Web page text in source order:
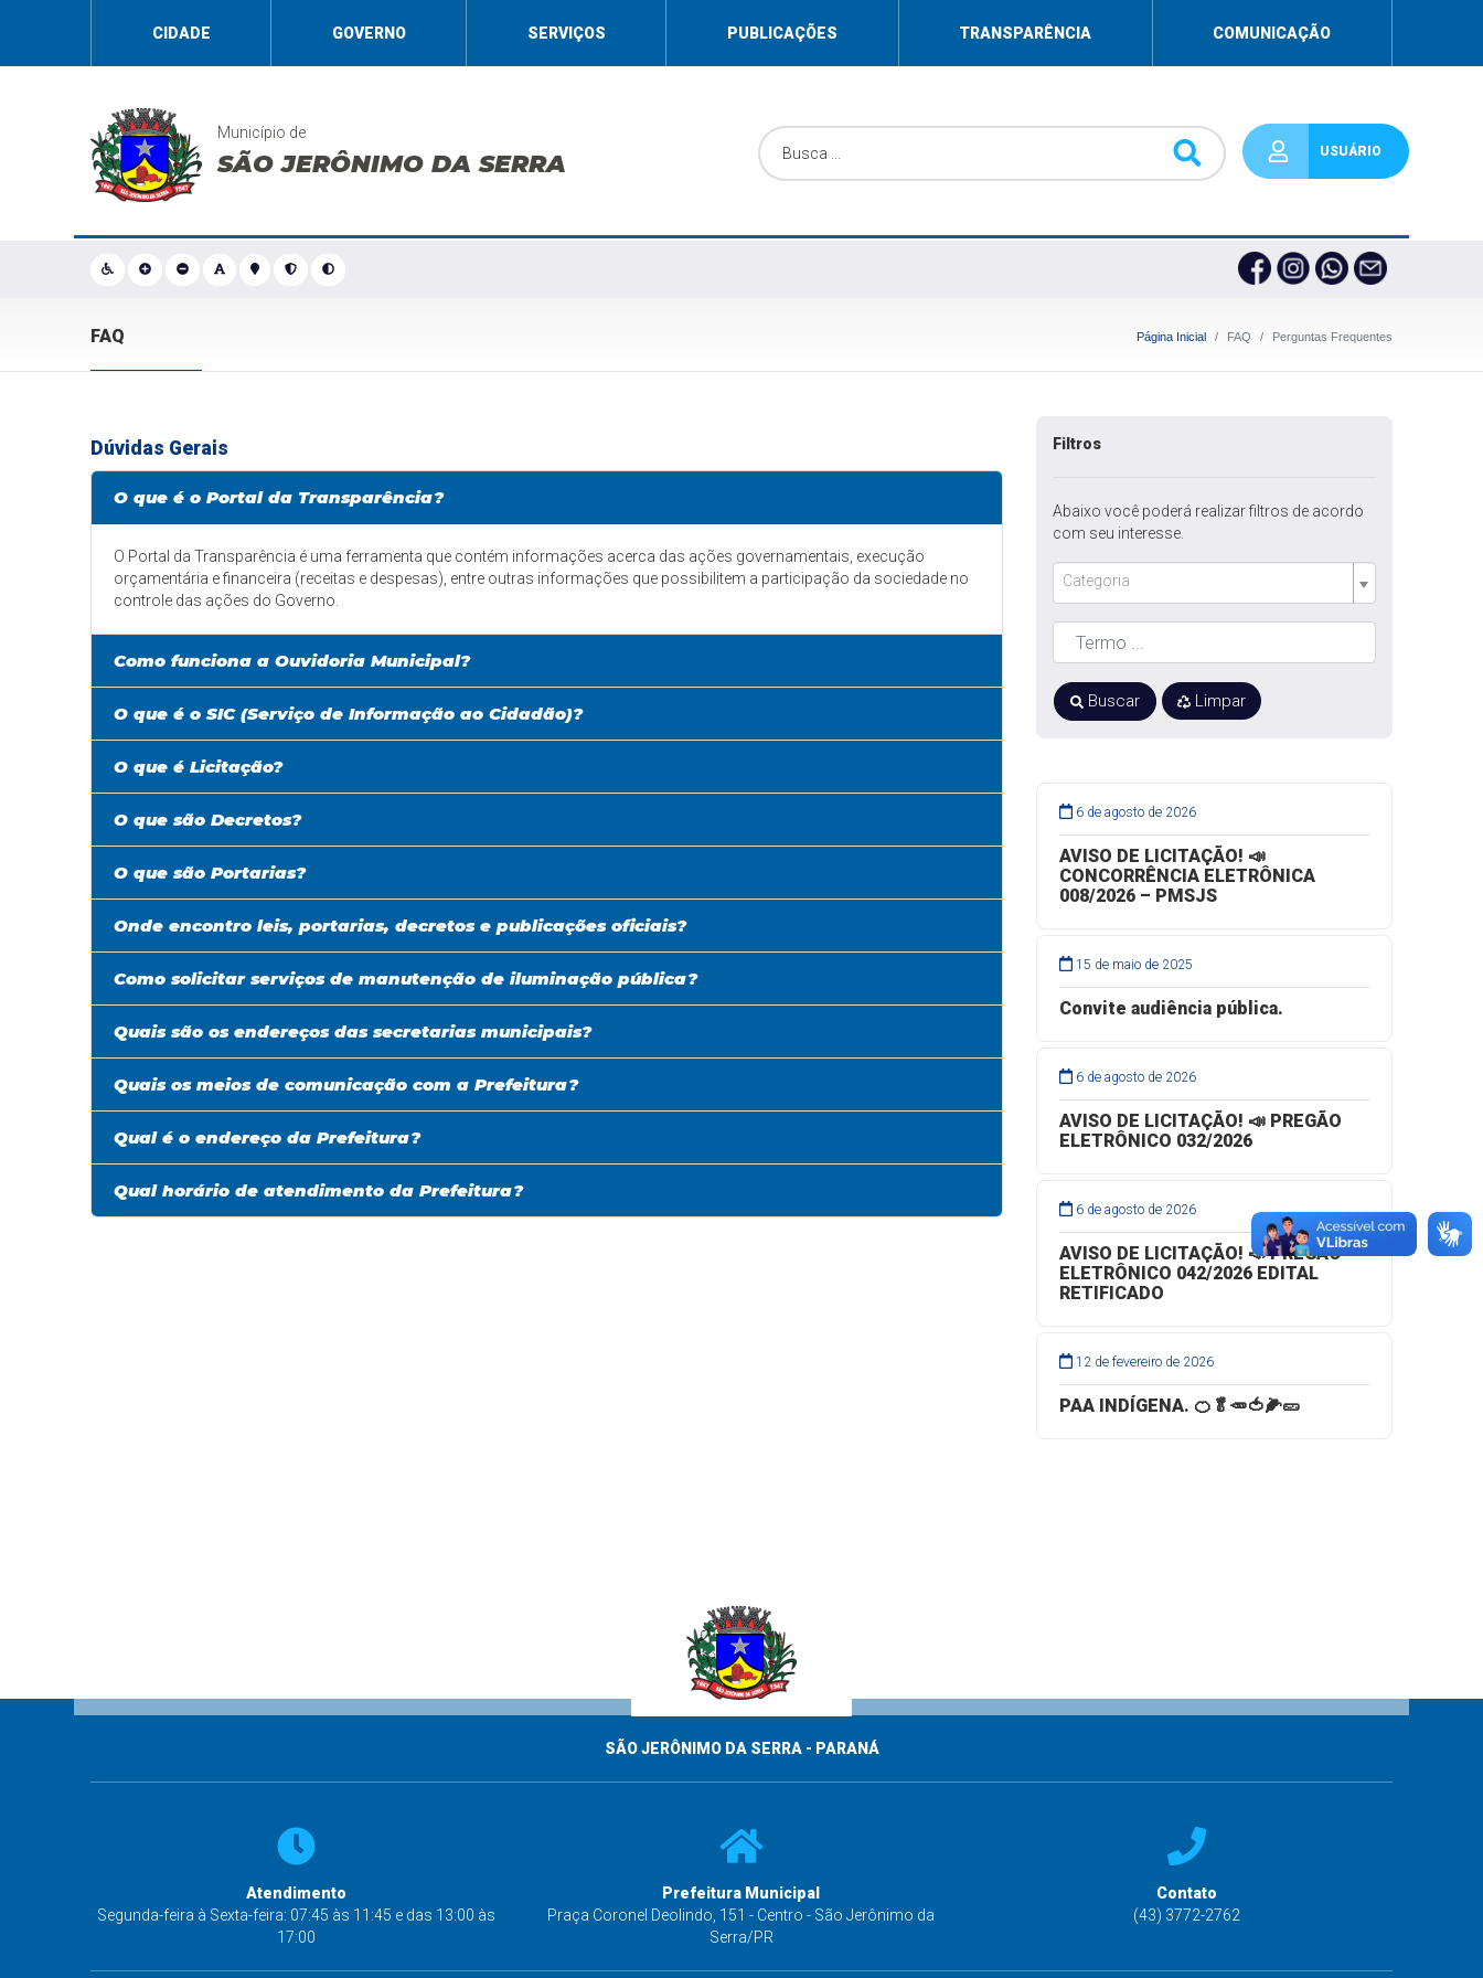
CIDADE GOVERNO SERVIÇOS PUBLICAÇÕES TRANSPARÊNCIA COMUNICAÇÃO
Município de
SÃO JERÔNIMO DA SERRA USUÁRIO
FAQ Página Inicial FAQ Perguntas Frequentes
Dúvidas Gerais
O que é o Portal da Transparência?
O Portal da Transparência é uma ferramenta que contém informações acerca das ações governamentais, execução
orçamentária e financeira (receitas e despesas), entre outras informações que possibilitem a participação da sociedade no
controle das ações do Governo.
Como funciona a Ouvidoria Municipal?
O que é o SIC (Serviço de Informação ao Cidadão)?
O que é Licitação?
O que são Decretos?
O que são Portarias?
Onde encontro leis, portarias, decretos e publicações oficiais?
Como solicitar serviços de manutenção de iluminação pública?
Quais são os endereços das secretarias municipais?
Quais os meios de comunicação com a Prefeitura?
Qual é o endereço da Prefeitura?
Qual horário de atendimento da Prefeitura?
Filtros
Abaixo você poderá realizar filtros de acordo
com seu interesse.
Categoria
Buscar Limpar
6 de agosto de 2026
AVISO DE LICITAÇÃO! 📣
CONCORRÊNCIA ELETRÔNICA
008/2026 – PMSJS
15 de maio de 2025
Convite audiência pública.
6 de agosto de 2026
AVISO DE LICITAÇÃO! 📣 PREGÃO
ELETRÔNICO 032/2026
6 de agosto de 2026
AVISO DE LICITAÇÃO! 📣 PREGÃO
ELETRÔNICO 042/2026 EDITAL
RETIFICADO
12 de fevereiro de 2026
PAA INDÍGENA. 🍊🥬🥕🍅🌽🥒
SÃO JERÔNIMO DA SERRA - PARANÁ
Atendimento
Segunda-feira à Sexta-feira: 07:45 às 11:45 e das 13:00 às
17:00
Prefeitura Municipal
Praça Coronel Deolindo, 151 - Centro - São Jerônimo da
Serra/PR
Contato
(43) 3772-2762